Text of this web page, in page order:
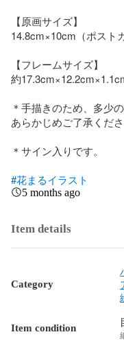
【原画サイズ】
14.8cm×10cm（ポスト
【フレームサイズ】
約
＊手描きのため、多少
あらかじめご了承くださ
＊サイン入りです。
#花まるイラスト
5 months ago
Item details
Category
Item condition